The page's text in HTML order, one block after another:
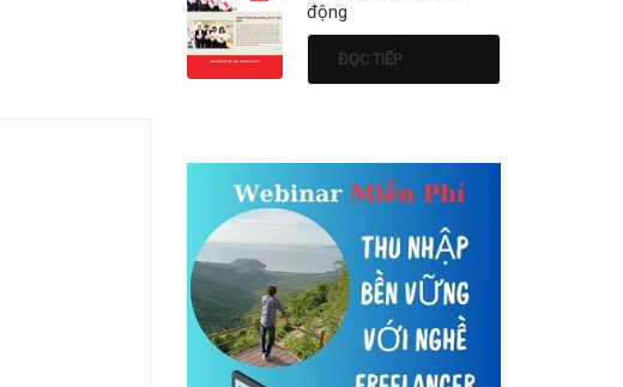
động
ĐỌC TIẾP